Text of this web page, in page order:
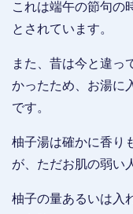
これは端午の節句の
とされています。
また、昔は今と違っ
かったため、お湯に
です。
柚子湯は確かに香り
が、ただお肌の弱い
柚子の量あるいは入